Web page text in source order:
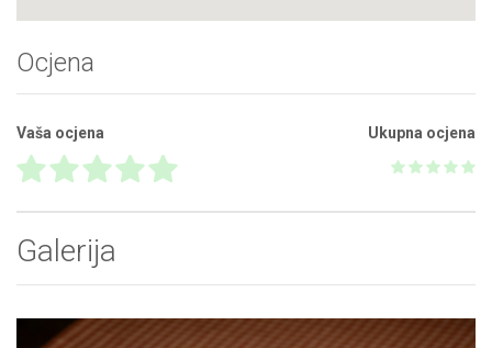
Ocjena
Vaša ocjena Ukupna ocjena
Galerija